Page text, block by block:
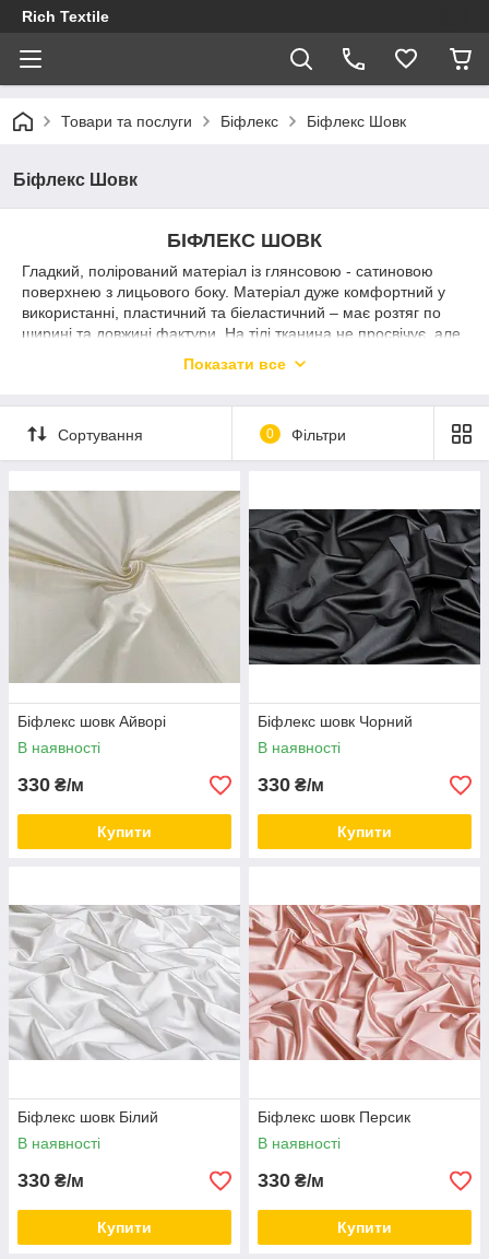
Rich Textile
Товари та послуги Біфлекс Біфлекс Шовк
Біфлекс Шовк
БІФЛЕКС ШОВК
Гладкий, полірований матеріал із глянсовою - сатиновою
поверхнею з лицьового боку. Матеріал дуже комфортний у
використанні, пластичний та біеластичний – має розтяг по
ширині та довжині фактури. На тілі тканина не просвічує, але
купальників, спортивних та гімнастичних костюмів, а
Придбати
ви можете у нашому магазині
"RichTex"за найвигіднішою ціною.
Показати все
Сортування 0 Фільтри
Біфлекс шовк Айворі
В наявності
330 ₴/м
Купити
Біфлекс шовк Чорний
В наявності
330 ₴/м
Купити
Біфлекс шовк Білий
В наявності
330 ₴/м
Купити
Біфлекс шовк Персик
В наявності
330 ₴/м
Купити